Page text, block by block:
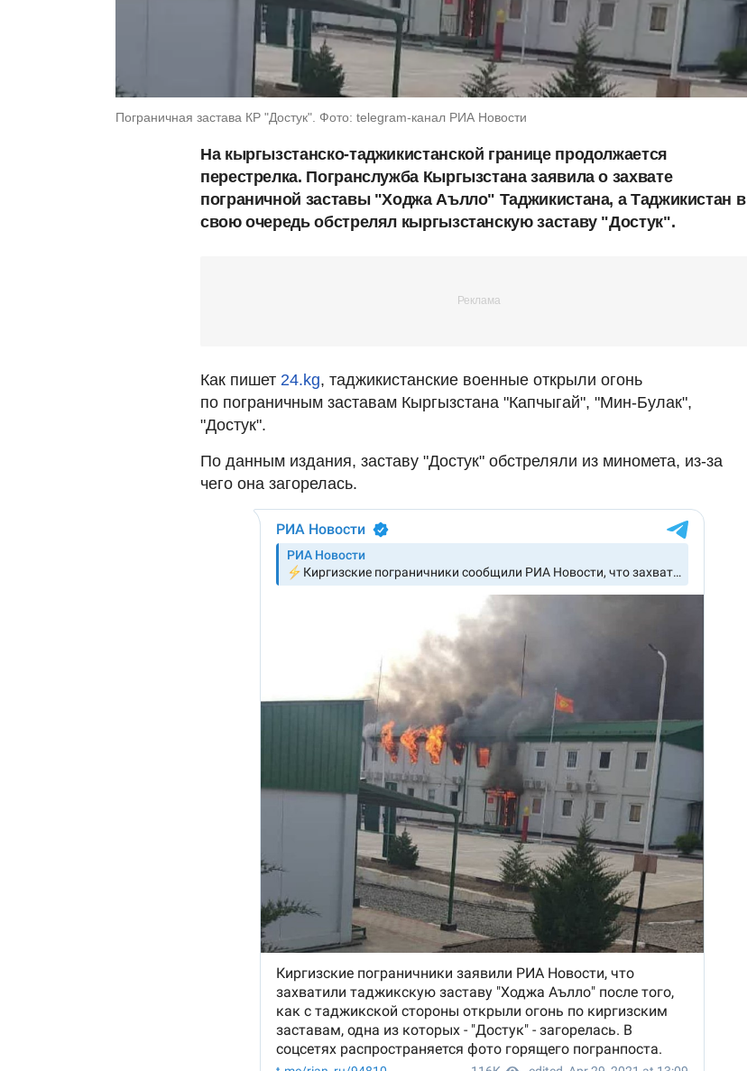
Пограничная застава КР "Достук". Фото: telegram-канал РИА Новости
На кыргызстанско-таджикистанской границе продолжается
перестрелка. Погранслужба Кыргызстана заявила о захвате
пограничной заставы "Ходжа Аълло" Таджикистана, а Таджикистан в
свою очередь обстрелял кыргызстанскую заставу "Достук".
Как пишет 24.kg, таджикистанские военные открыли огонь
по пограничным заставам Кыргызстана "Капчыгай", "Мин-Булак",
"Достук".
По данным издания, заставу "Достук" обстреляли из миномета, из-за
чего она загорелась.